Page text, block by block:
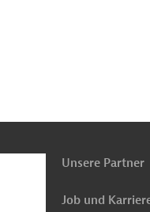
Staatshaushalt
Unsere Partner
Job und